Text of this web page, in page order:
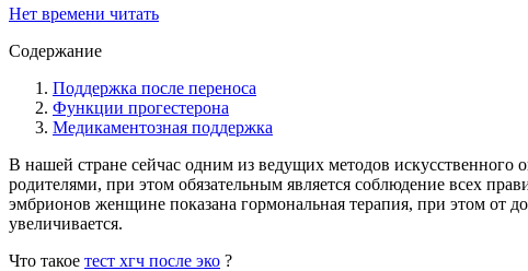
Нет времени читать
Содержание
Поддержка после переноса
Функции прогестерона
Медикаментозная поддержка
В нашей стране сейчас одним из ведущих методов искусственного
родителями, при этом обязательным является соблюдение всех
эмбрионов женщине показана гормональная терапия, при этом от
увеличивается.
Что такое тест хгч после эко ?